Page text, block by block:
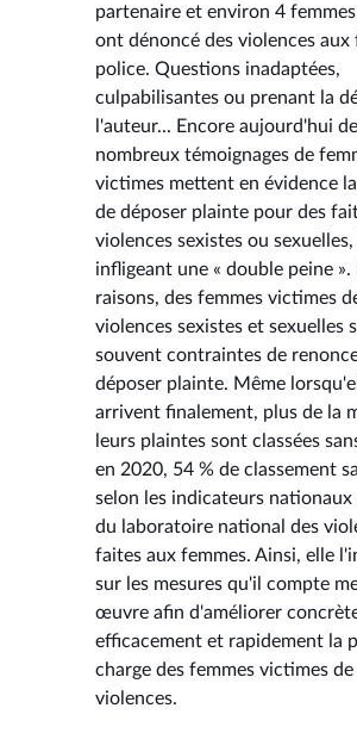
partenaire et environ 4
ont dénoncé des violences aux
police. Questions inadaptées,
culpabilisantes ou prenant la
l'auteur... Encore aujourd'hui de
nombreux témoignages de
victimes mettent en évidence
de déposer plainte pour des
violences sexistes ou
infligeant une « double peine ».
raisons, des femmes victimes
violences sexistes et sexuelles
souvent contraintes de
déposer plainte. Même
arrivent finalement, plus de la
leurs plaintes sont classées
en 2020, 54 % de classement
selon les indicateurs nationaux
du laboratoire national des
faites aux femmes. Ainsi, elle
sur les mesures qu'il compte
œuvre afin d'améliorer
efficacement et rapidement la
charge des femmes victimes de
violences.